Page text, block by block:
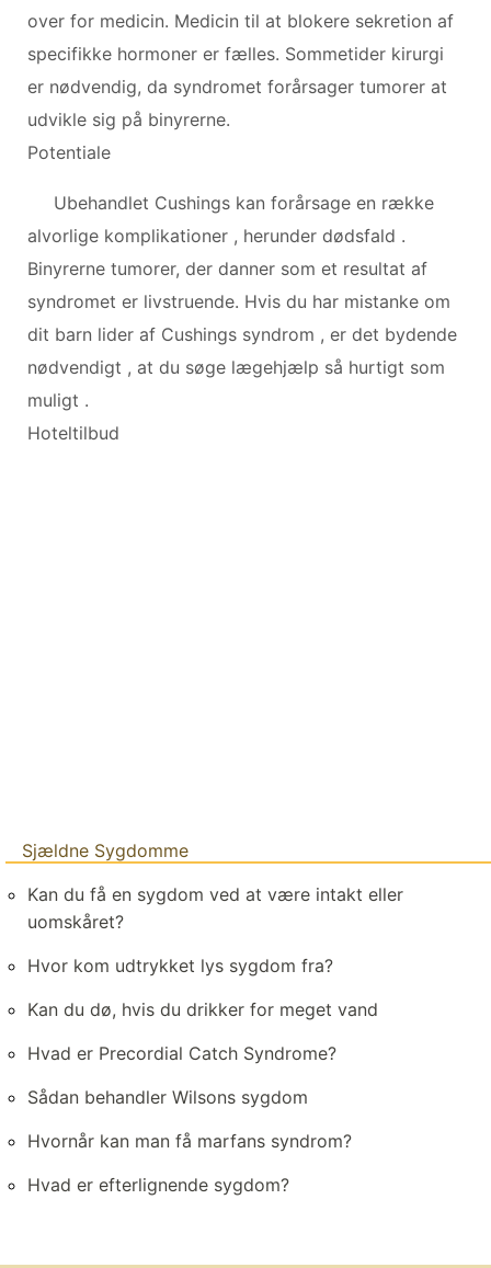
over for medicin. Medicin til at blokere sekretion af
specifikke hormoner er fælles. Sommetider kirurgi
er nødvendig, da syndromet forårsager tumorer at
udvikle sig på binyrerne.
Potentiale
Ubehandlet Cushings kan forårsage en række
alvorlige komplikationer , herunder dødsfald .
Binyrerne tumorer, der danner som et resultat af
syndromet er livstruende. Hvis du har mistanke om
dit barn lider af Cushings syndrom , er det bydende
nødvendigt , at du søge lægehjælp så hurtigt som
muligt .
Hoteltilbud
Sjældne Sygdomme
Kan du få en sygdom ved at være intakt eller
uomskåret?
Hvor kom udtrykket lys sygdom fra?
Kan du dø, hvis du drikker for meget vand
Hvad er Precordial Catch Syndrome?
Sådan behandler Wilsons sygdom
Hvornår kan man få marfans syndrom?
Hvad er efterlignende sygdom?